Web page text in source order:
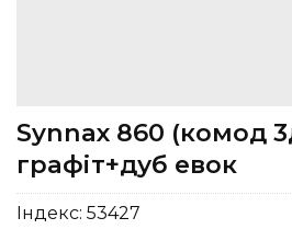
Synnax 860 (комод
графіт+дуб евок
Індекс: 53427